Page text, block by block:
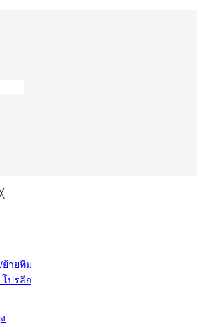
ายทีม
ปรลีก